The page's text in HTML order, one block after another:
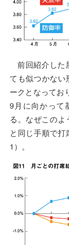
前回紹介した
ても似つかな
ークとなってお
9月に向かって
る。なぜこのよ
と同じ手順で
1）。